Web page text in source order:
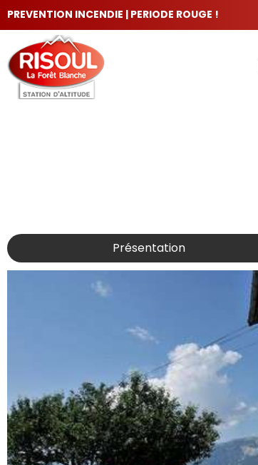
PREVENTION INCENDIE | PERIODE ROUGE !
Présentation